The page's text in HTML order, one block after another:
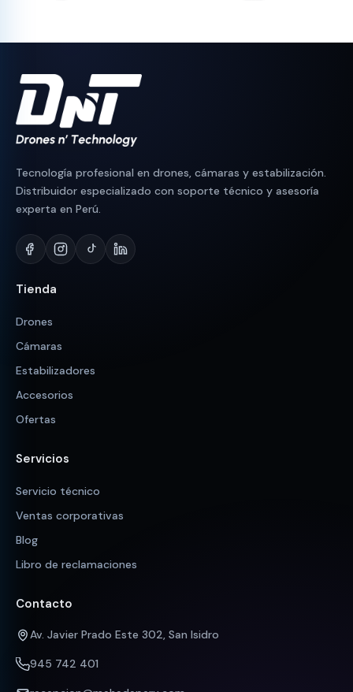
Tecnología profesional en drones, cámaras y estabilización.
Distribuidor especializado con soporte técnico y asesoría
experta en Perú.
Tienda
Drones
Cámaras
Estabilizadores
Accesorios
Ofertas
Servicios
Servicio técnico
Ventas corporativas
Blog
Libro de reclamaciones
Contacto
Av. Javier Prado Este 302, San Isidro
945 742 401